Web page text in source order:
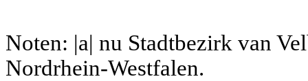
Noten: |a| nu Stadtbezirk van
Nordrhein-Westfalen.